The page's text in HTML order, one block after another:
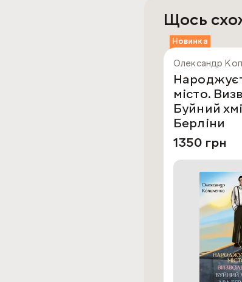
Щось
Новинка
Олександр
місто.
Буйний
Берліни
1350 грн